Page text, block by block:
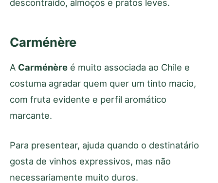
descontraído, almoços e pratos leves.
Carménère
A Carménère é muito associada ao Chile e
costuma agradar quem quer um tinto macio,
com fruta evidente e perfil aromático
marcante.
Para presentear, ajuda quando o destinatário
gosta de vinhos expressivos, mas não
necessariamente muito duros.